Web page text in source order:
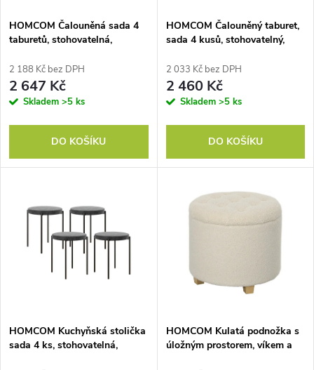
p
r
o
u
s
p
r
o
d
HOMCOM Čalouněná sada 4
taburetů, stohovatelná,
šedá barva
2 188 Kč bez DPH
2 647 Kč
Skladem >5 ks
DO KOŠÍKU
HOMCOM Čalouněný taburet,
sada 4 kusů, stohovatelný,
krémově bílý
2 033 Kč bez DPH
2 460 Kč
Skladem >5 ks
DO KOŠÍKU
HOMCOM Kuchyňská stolička
sada 4 ks, stohovatelná,
HOMCOM Kulatá podnožka s
úložným prostorem, víkem a